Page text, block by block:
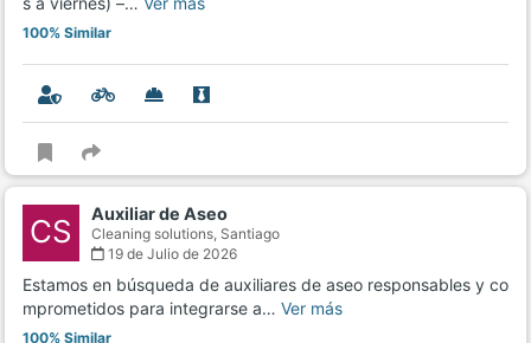
100% Similar
CS Auxiliar de Aseo
Cleaning solutions, Santiago
19 de Julio de 2026
Estamos en búsqueda de auxiliares de aseo responsables y co
mprometidos para integrarse a… Ver más
100% Similar